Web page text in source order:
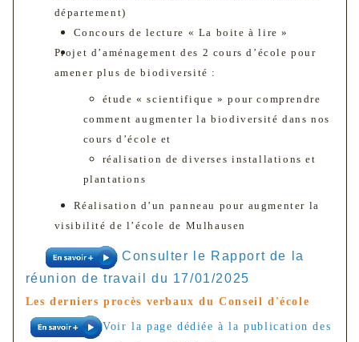
département)
Concours de lecture « La boite à lire »
Projet d’aménagement des 2 cours d’école pour
amener plus de biodiversité :
étude « scientifique » pour comprendre
comment augmenter la biodiversité dans nos
cours d’école et
réalisation de diverses installations et
plantations
Réalisation d’un panneau pour augmenter la
visibilité de l’école de Mulhausen
Consulter le Rapport de la
réunion de travail du 17/01/2025
Les derniers procès verbaux du Conseil d'école
Voir la page dédiée à la publication des